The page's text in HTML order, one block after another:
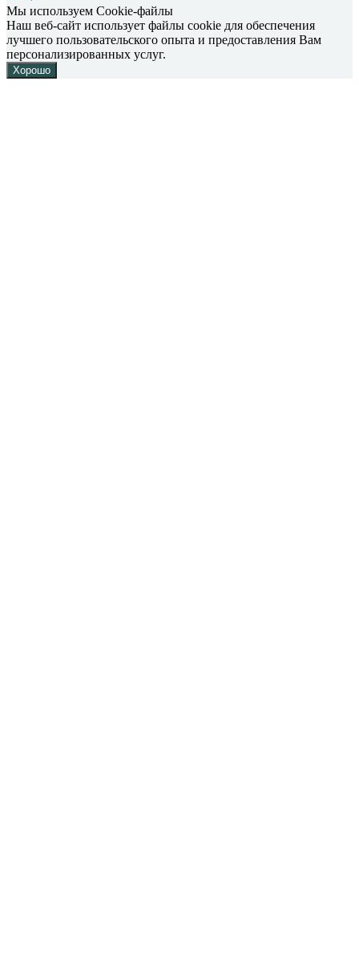
Мы используем Cookie-файлы
Наш веб-сайт использует файлы cookie для обеспечения
лучшего пользовательского опыта и предоставления Вам
персонализированных услуг.
Хорошо